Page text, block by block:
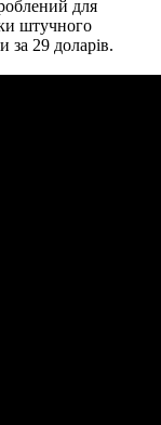
для
штучного
за 29 доларів.